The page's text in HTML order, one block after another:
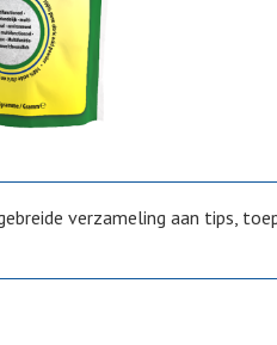
verzameling aan tips,